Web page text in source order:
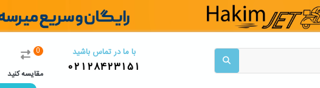
با ما در تماس باشید
02128423151
0
مقایسه کنید